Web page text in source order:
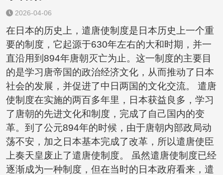
2026-04-06
在日本的历史上，遣唐使制度是日本历史上一个重
要的制度，它起源于630年左右的大和时期，并一
直沿用到894年唐朝灭亡为止。这一制度的主要目
的是学习唐帝国的政治经济文化，从而推动了日本
社会的发展，并促进了中日两国的文化交流。 遣唐
使制度在实施的两百多年里，日本获益良多，学习
了唐朝的先进文化和制度，完成了自己国内的变
革。到了公元894年的时候，由于唐朝内部政局动
荡不安，加之日本基本完成了改革，所以遣唐使臣
上奏天皇废止了遣唐使制度。 虽然遣唐使制度已经
逐渐成为一种制度，但在当时的日本政府看来，遣